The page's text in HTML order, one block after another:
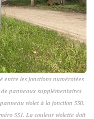
entre les jonctions numérotées
de panneaux supplémentaires
violet à la jonction 550.
551. La couleur violette doit